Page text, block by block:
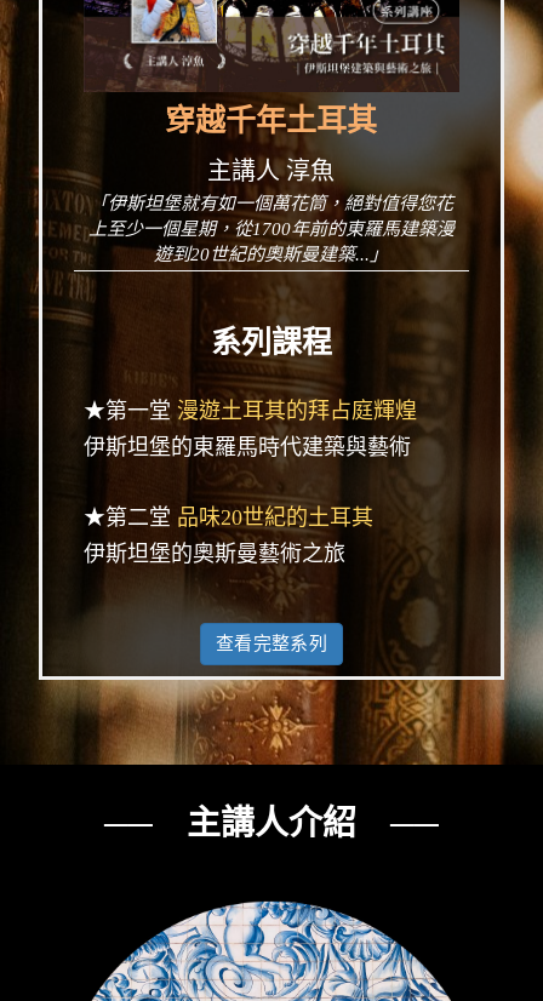
穿越千年土耳其
主講人 淳魚
「伊斯坦堡就有如一個萬花筒，絕對值得您花
上至少一個星期，從1700年前的東羅馬建築漫
遊到20世紀的奧斯曼建築...」
系列課程
★第一堂 漫遊土耳其的拜占庭輝煌
伊斯坦堡的東羅馬時代建築與藝術
★第二堂 品味20世紀的土耳其
伊斯坦堡的奧斯曼藝術之旅
查看完整系列
── 主講人介紹 ──